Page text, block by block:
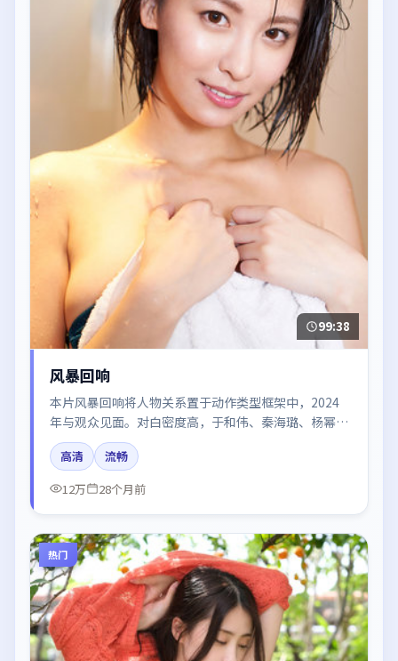
99:38
风暴回响
本片风暴回响将人物关系置于动作类型框架中，2024
年与观众见面。对白密度高，于和伟、秦海璐、杨幂的
台词节奏值得关注；整体气质偏日本都市与冷色调摄
影。
高清
流畅
12万
28个月前
热门